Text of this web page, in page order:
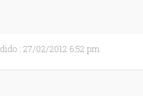
: 27/02/2012 6:52 pm